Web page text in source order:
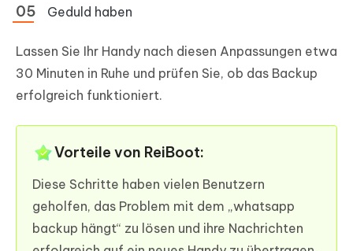
Geduld haben
Lassen Sie Ihr Handy nach diesen Anpassungen etwa
30 Minuten in Ruhe und prüfen Sie, ob das Backup
erfolgreich funktioniert.
Vorteile von ReiBoot:
Diese Schritte haben vielen Benutzern
geholfen, das Problem mit dem „whatsapp
backup hängt“ zu lösen und ihre Nachrichten